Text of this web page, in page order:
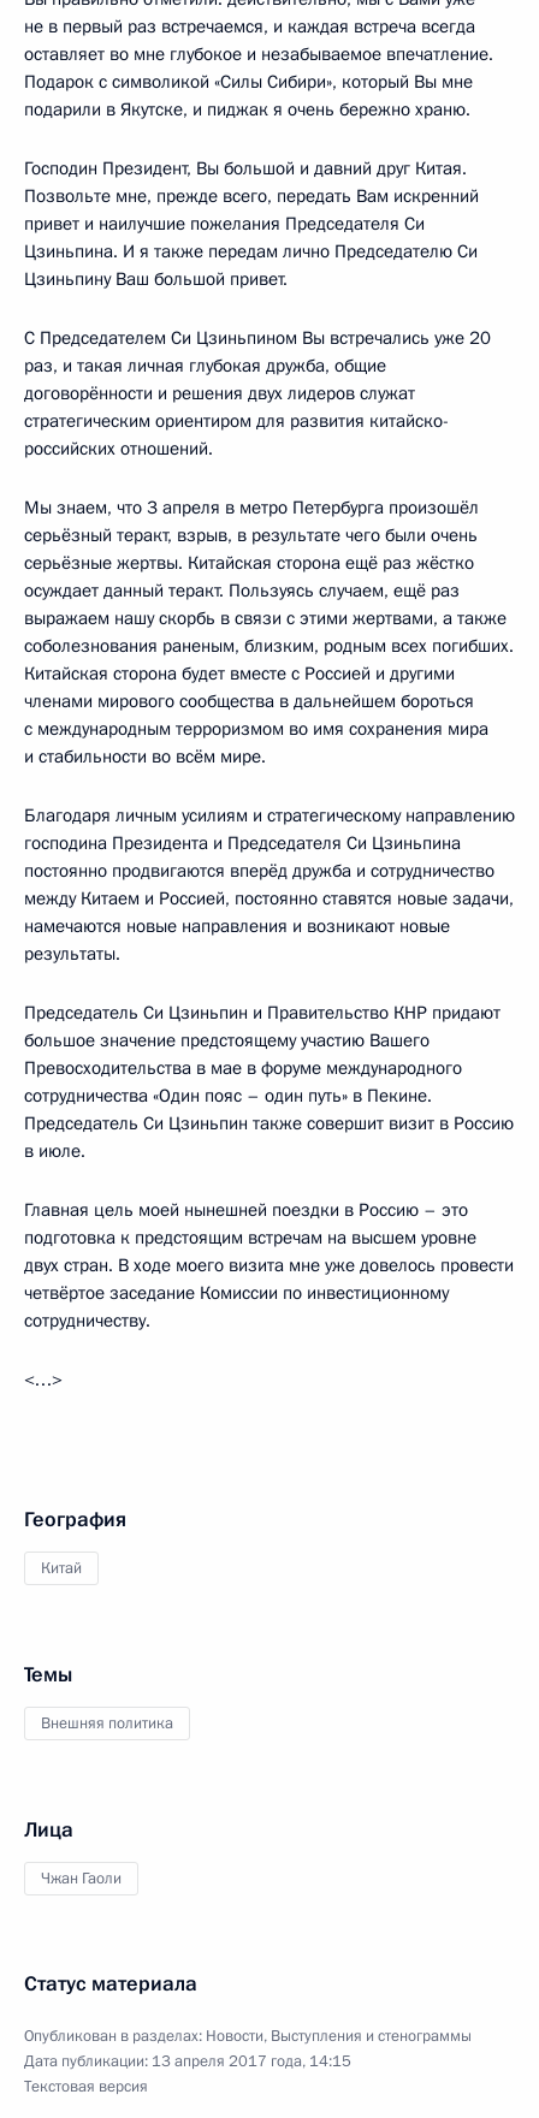
не в первый раз встречаемся, и каждая встреча всегда
оставляет во мне глубокое и незабываемое впечатление.
Подарок с символикой «Силы Сибири», который Вы мне
подарили в Якутске, и пиджак я очень бережно храню.
Господин Президент, Вы большой и давний друг Китая.
Позвольте мне, прежде всего, передать Вам искренний
привет и наилучшие пожелания Председателя Си
Цзиньпина. И я также передам лично Председателю Си
Цзиньпину Ваш большой привет.
С Председателем Си Цзиньпином Вы встречались уже 20
раз, и такая личная глубокая дружба, общие
договорённости и решения двух лидеров служат
стратегическим ориентиром для развития китайско-
российских отношений.
Мы знаем, что 3 апреля в метро Петербурга произошёл
серьёзный теракт, взрыв, в результате чего были очень
серьёзные жертвы. Китайская сторона ещё раз жёстко
осуждает данный теракт. Пользуясь случаем, ещё раз
выражаем нашу скорбь в связи с этими жертвами, а также
соболезнования раненым, близким, родным всех погибших.
Китайская сторона будет вместе с Россией и другими
членами мирового сообщества в дальнейшем бороться
с международным терроризмом во имя сохранения мира
и стабильности во всём мире.
Благодаря личным усилиям и стратегическому направлению
господина Президента и Председателя Си Цзиньпина
постоянно продвигаются вперёд дружба и сотрудничество
между Китаем и Россией, постоянно ставятся новые задачи,
намечаются новые направления и возникают новые
результаты.
Председатель Си Цзиньпин и Правительство КНР придают
большое значение предстоящему участию Вашего
Превосходительства в мае в форуме международного
сотрудничества «Один пояс – один путь» в Пекине.
Председатель Си Цзиньпин также совершит визит в Россию
в июле.
Главная цель моей нынешней поездки в Россию – это
подготовка к предстоящим встречам на высшем уровне
двух стран. В ходе моего визита мне уже довелось провести
четвёртое заседание Комиссии по инвестиционному
сотрудничеству.
<…>
География
Китай
Темы
Внешняя политика
Лица
Чжан Гаоли
Статус материала
Опубликован в разделах: Новости, Выступления и стенограммы
Дата публикации: 13 апреля 2017 года, 14:15
Текстовая версия